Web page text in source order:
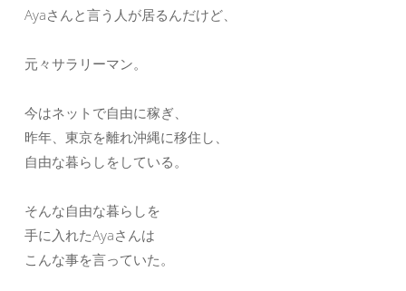
Ayaさんと言う人が居るんだけど、
元々サラリーマン。
今はネットで自由に稼ぎ、
昨年、東京を離れ沖縄に移住し、
自由な暮らしをしている。
そんな自由な暮らしを
手に入れたAyaさんは
こんな事を言っていた。